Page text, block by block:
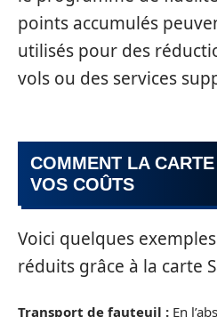
points accumulés
utilisés pour des
vols ou des services
COMMENT LA
VOS COÛTS
Voici quelques
réduits grâce à la carte
Transport de fauteuil : En